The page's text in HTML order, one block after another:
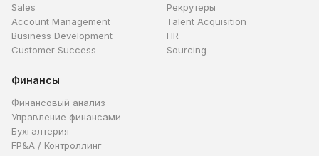
Sales
Account Management
Business Development
Customer Success
Рекрутеры
Talent Acquisition
HR
Sourcing
Финансы
Финансовый анализ
Управление финансами
Бухгалтерия
FP&A / Контроллинг